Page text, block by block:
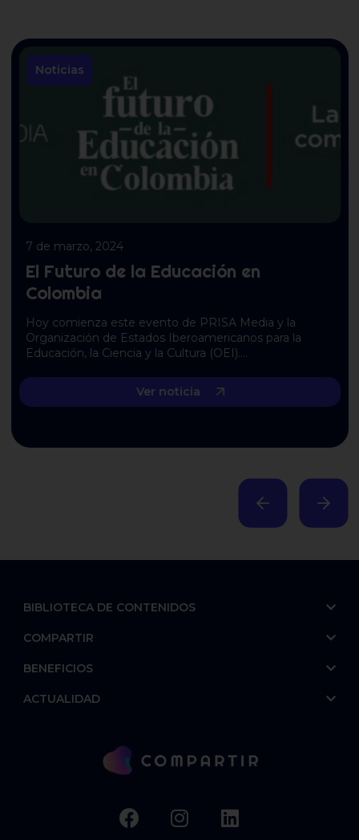
Noticias
7 de marzo, 2024
El Futuro de la Educación en
Colombia
Hoy comienza este evento de PRISA Media y la
Organización de Estados Iberoamericanos para la
Educación, la Ciencia y la Cultura (OEI)….
Ver noticia
BIBLIOTECA DE CONTENIDOS
COMPARTIR
BENEFICIOS
ACTUALIDAD